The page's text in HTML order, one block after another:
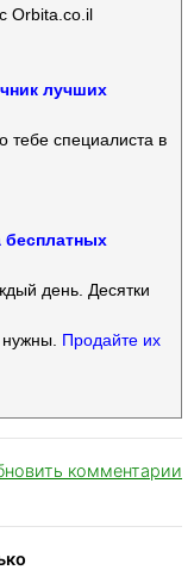
Orbita.co.il
лучших
тебе специалиста в
день. Десятки
Продайте их
комментарии